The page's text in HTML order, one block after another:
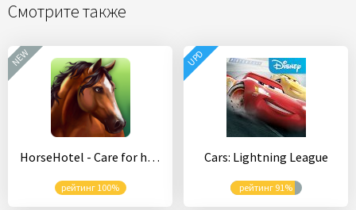
Смотрите также
HorseHotel - Care for horses
рейтинг 100%
NEW
Cars: Lightning League
рейтинг 91%
UPD